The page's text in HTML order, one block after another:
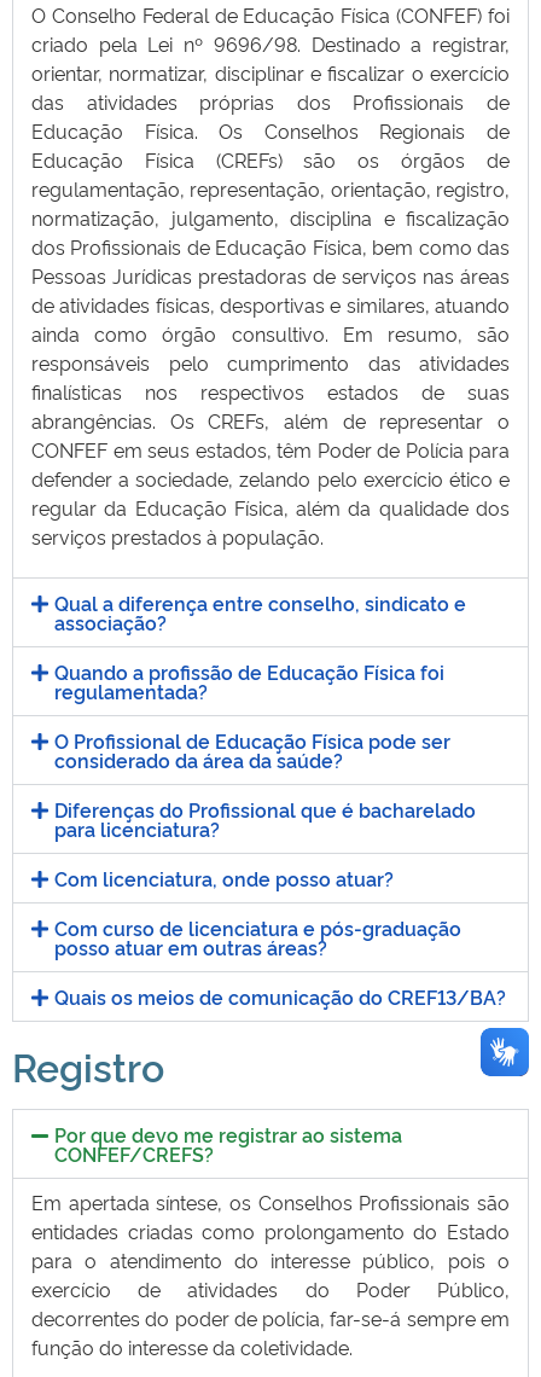
O Conselho Federal de Educação Física (CONFEF) foi
criado pela Lei nº 9696/98. Destinado a registrar,
orientar, normatizar, disciplinar e fiscalizar o exercício
das atividades próprias dos Profissionais de
Educação Física. Os Conselhos Regionais de
Educação Física (CREFs) são os órgãos de
regulamentação, representação, orientação, registro,
normatização, julgamento, disciplina e fiscalização
dos Profissionais de Educação Física, bem como das
Pessoas Jurídicas prestadoras de serviços nas áreas
de atividades físicas, desportivas e similares, atuando
ainda como órgão consultivo. Em resumo, são
responsáveis pelo cumprimento das atividades
finalísticas nos respectivos estados de suas
abrangências. Os CREFs, além de representar o
CONFEF em seus estados, têm Poder de Polícia para
defender a sociedade, zelando pelo exercício ético e
regular da Educação Física, além da qualidade dos
serviços prestados à população.
Qual a diferença entre conselho, sindicato e
associação?
Quando a profissão de Educação Física foi
regulamentada?
O Profissional de Educação Física pode ser
considerado da área da saúde?
Diferenças do Profissional que é bacharelado
para licenciatura?
Com licenciatura, onde posso atuar?
Com curso de licenciatura e pós-graduação
posso atuar em outras áreas?
Quais os meios de comunicação do CREF13/BA?
Registro
Por que devo me registrar ao sistema
CONFEF/CREFS?
Em apertada síntese, os Conselhos Profissionais são
entidades criadas como prolongamento do Estado
para o atendimento do interesse público, pois o
exercício de atividades do Poder Público,
decorrentes do poder de polícia, far-se-á sempre em
função do interesse da coletividade.